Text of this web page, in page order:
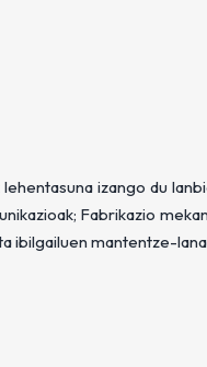
izango du
Fabrikazio
ibilgailuen mantentze-